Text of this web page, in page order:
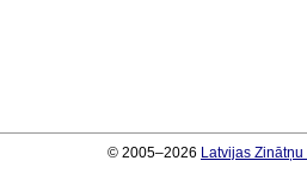
© 2005–2026 Latvijas